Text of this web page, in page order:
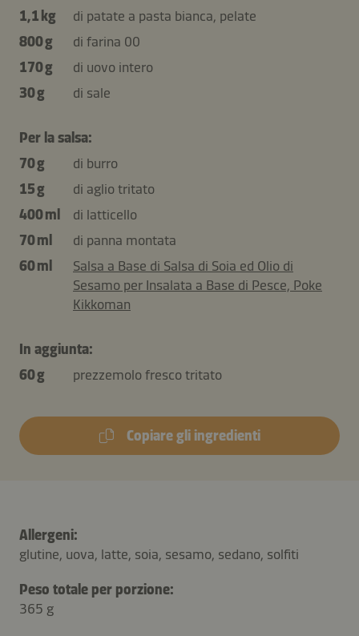
1,1 kg
di patate a pasta bianca, pelate
800 g
di farina 00
170 g
di uovo intero
30 g
di sale
Per la salsa:
70 g
di burro
15 g
di aglio tritato
400 ml
di latticello
70 ml
di panna montata
60 ml
Salsa a Base di Salsa di Soia ed Olio di
Sesamo per Insalata a Base di Pesce, Poke
Kikkoman
In aggiunta:
60 g
prezzemolo fresco tritato
Copiare gli ingredienti
Allergeni:
glutine, uova, latte, soia, sesamo, sedano, solfiti
Peso totale per porzione:
365 g